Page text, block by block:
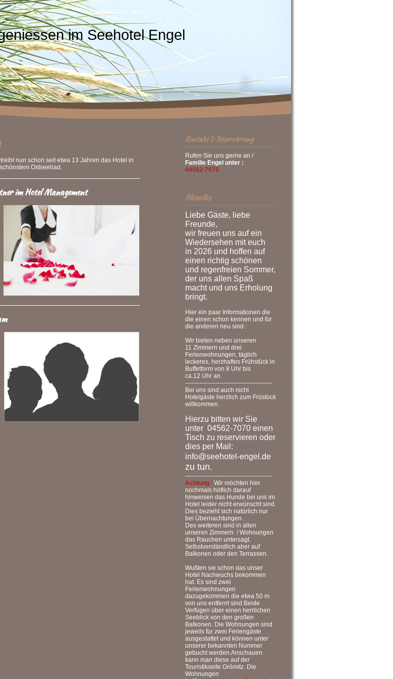
im Seehotel Engel
nun schon seit etwa 13 Jahren das Hotel in
Ostseebad.
im Hotel Management
Kontakt & Reservierung
Rufen Sie uns gerne an /
Familie Engel unter :
04562-7070
Aktuelles
Liebe Gäste, liebe
Freunde,
wir freuen uns auf ein
Wiedersehen mit euch
in 2026 und hoffen auf
einen richtig schönen
und regenfreien Sommer,
der uns allen Spaß
macht und uns Erholung
bringt.
Hier ein paar Informationen die
die einen schon kennen und für
die anderen neu sind :
Wir bieten neben unseren
11 Zimmern und drei
Ferienwohnungen, täglich
leckeres, herzhaftes Frühstück in
Buffetform von 8 Uhr bis
ca.12 Uhr an.
-------------------------------------------
Bei uns sind auch nicht
Hotelgäste herzlich zum Früstück
willkommen.
Hierzu bitten wir Sie
unter 04562-7070 einen
Tisch zu reservieren oder
dies per Mail:
info@seehotel-engel.de
zu tun.
-------------------------------------------
Achtung : Wir möchten hier
nochmals höflich darauf
hinweisen das Hunde bei uns im
Hotel leider nicht erwünscht sind.
Dies bezieht sich natürlich nur
bei Übernachtungen.
Des weiteren sind in allen
unseren Zimmern / Wohnungen
das Rauchen untersagt.
Selbstverständlich aber auf
Balkonen oder den Terrassen.
Wußten sie schon das unser
Hotel Nachwuchs bekommen
hat. Es sind zwei
Ferienwohnungen
dazugekommen die etwa 50 m
von uns entfernt sind.Beide
Verfügen über einen herrlichen
Seeblick von den großen
Balkonen. Die Wohnungen sind
jeweils für zwei Feriengäste
ausgestattet und können unter
unserer bekannten Nummer
gebucht werden.Anschauen
kann man diese auf der
Touristikseite Grömitz. Die
Wohnungen